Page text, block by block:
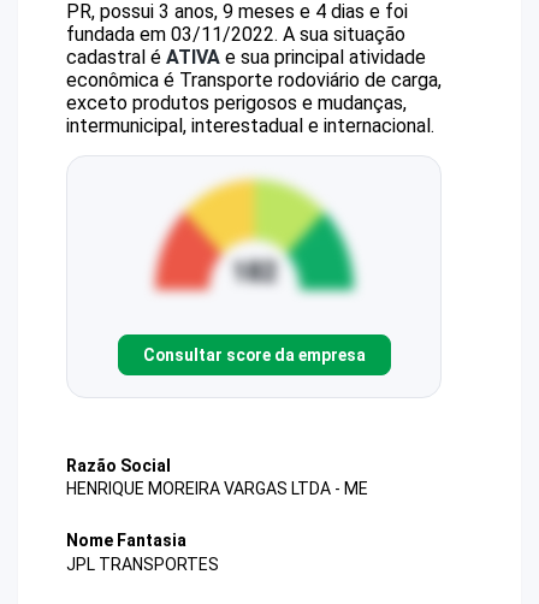
PR, possui 3 anos, 9 meses e 4 dias e foi
fundada em 03/11/2022. A sua situação
cadastral é ATIVA e sua principal atividade
econômica é Transporte rodoviário de carga,
exceto produtos perigosos e mudanças,
intermunicipal, interestadual e internacional.
Consultar score da empresa
Razão Social
HENRIQUE MOREIRA VARGAS LTDA - ME
Nome Fantasia
JPL TRANSPORTES